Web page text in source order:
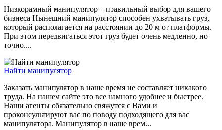
Низкорамный манипулятор – правильный выбор для вашего
бизнеса Нынешний манипулятор способен ухватывать груз,
который располагается на расстоянии до 20 м от платформы.
При этом передвигаться этот груз будет очень медленно, но
точно....
Найти манипулятор
Заказать манипулятор в наше время не составляет никакого
труда. На нашем сайте это все намного удобнее и быстрее.
Наши агенты обязательно свяжутся с Вами и
проконсультируют вас по поводу подходящего для вас
манипулятора. Манипулятор в наше врем...